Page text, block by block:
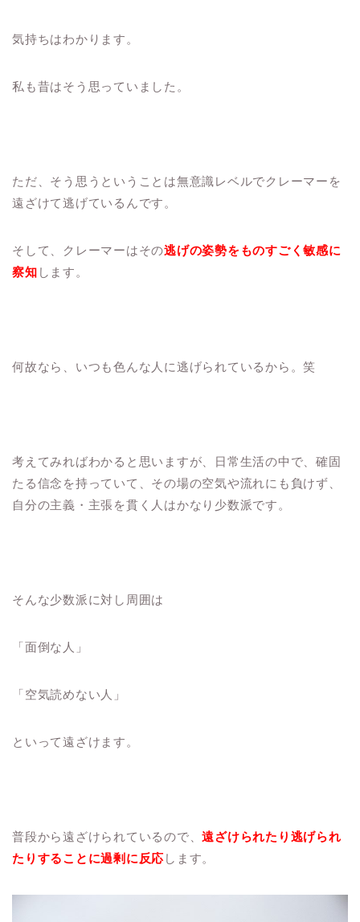
気持ちはわかります。
私も昔はそう思っていました。
ただ、そう思うということは無意識レベルでクレーマーを
遠ざけて逃げているんです。
そして、クレーマーはその逃げの姿勢をものすごく敏感に
察知 します。
何故なら、いつも色んな人に逃げられているから。笑
考えてみればわかると思いますが、日常生活の中で、確固
たる信念を持っていて、その場の空気や流れにも負けず、
自分の主義・主張を貫く人はかなり少数派です。
そんな少数派に対し周囲は
「面倒な人」
「空気読めない人」
といって遠ざけます。
普段から遠ざけられているので、遠ざけられたり逃げられ
たりすることに過剰に反応します。